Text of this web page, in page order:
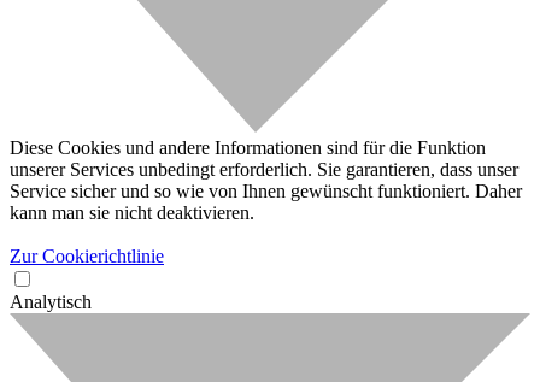
Diese Cookies und andere Informationen sind für die Funktion
unserer Services unbedingt erforderlich. Sie garantieren, dass unser
Service sicher und so wie von Ihnen gewünscht funktioniert. Daher
kann man sie nicht deaktivieren.
Zur Cookierichtlinie
Analytisch